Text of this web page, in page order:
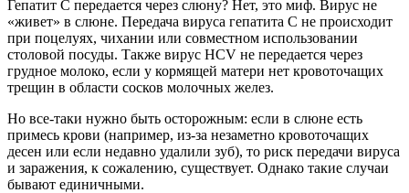
Гепатит С передается через слюну? Нет, это миф. Вирус не
«живет» в слюне. Передача вируса гепатита C не происходит
при поцелуях, чихании или совместном использовании
столовой посуды. Также вирус HCV не передается через
грудное молоко, если у кормящей матери нет кровоточащих
трещин в области сосков молочных желез.
Но все-таки нужно быть осторожным: если в слюне есть
примесь крови (например, из-за незаметно кровоточащих
десен или если недавно удалили зуб), то риск передачи вируса
и заражения, к сожалению, существует. Однако такие случаи
бывают единичными.